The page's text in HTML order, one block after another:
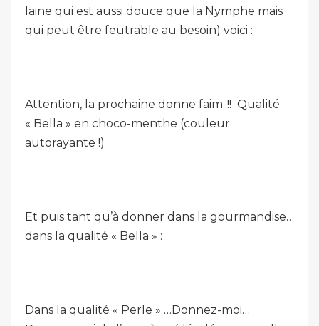
laine qui est aussi douce que la Nymphe mais
qui peut être feutrable au besoin) voici :
Attention, la prochaine donne faim..!! Qualité
« Bella » en choco-menthe (couleur
autorayante !)
Et puis tant qu’à donner dans la gourmandise…
dans la qualité « Bella » :
Dans la qualité « Perle » …Donnez-moi…